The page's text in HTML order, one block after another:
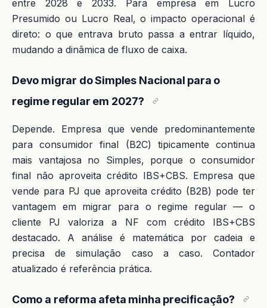
entre 2028 e 2033. Para empresa em Lucro
Presumido ou Lucro Real, o impacto operacional é
direto: o que entrava bruto passa a entrar líquido,
mudando a dinâmica de fluxo de caixa.
Devo migrar do Simples Nacional para o
regime regular em 2027?
Depende. Empresa que vende predominantemente
para consumidor final (B2C) tipicamente continua
mais vantajosa no Simples, porque o consumidor
final não aproveita crédito IBS+CBS. Empresa que
vende para PJ que aproveita crédito (B2B) pode ter
vantagem em migrar para o regime regular — o
cliente PJ valoriza a NF com crédito IBS+CBS
destacado. A análise é matemática por cadeia e
precisa de simulação caso a caso. Contador
atualizado é referência prática.
Como a reforma afeta minha precificação?